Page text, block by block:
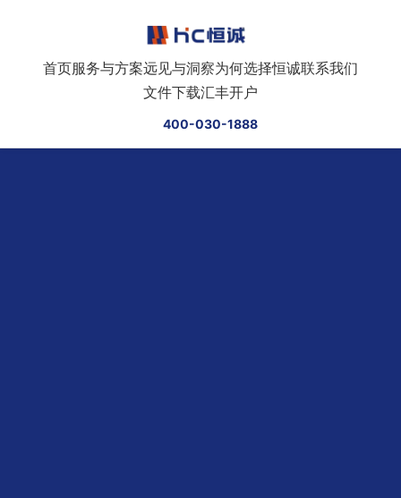
首页服务与方案远见与洞察为何选择恒诚联系我们
文件下载汇丰开户
400-030-1888